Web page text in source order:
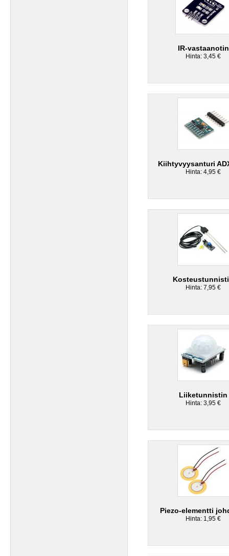
IR-vastaanotin
Hinta: 3,45 €
Kiihtyvyysanturi
Hinta: 4,95 €
Hinta: 7,95 €
Liiketunnistin
Hinta: 3,95 €
Piezo-elementti
Hinta: 1,95 €